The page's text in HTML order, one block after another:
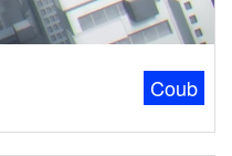
Coub